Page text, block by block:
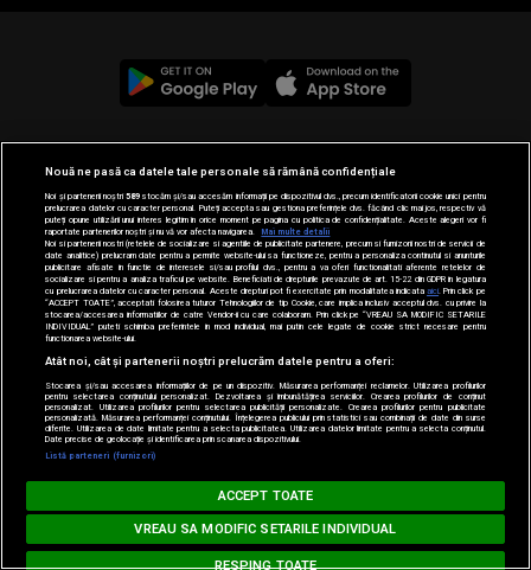
© 2019-2026 DOGAN MEDIA INTERNATIONAL SA, Toate
drepturile rezervate.
Loading...
MUSIC NON STOP
ZAYN feat. SIA - Dusk Till Dawn
Nouă ne pasă ca datele tale personale să rămână confidențiale
Noi și partenerii noștri589stocăm și/sau accesăm informații pe dispozitivul dvs., precum identificatorii cookie unici pentru
prelucrarea datelor cu caracter personal. Puteți accepta sau gestiona preferințele dvs. făcând clic mai jos, respectiv vă
puteți opune utilizării unui interes legitim în orice moment pe pagina cu politica de confidențialitate. Aceste alegeri vor fi
raportate partenerilor noștri și nu vă vor afecta navigarea.
Mai multe detalii
Noi si partenerii nostri (retelele de socializare si agentiile de publicitate partenere, precum si furnizorii nostri de servicii de
date analitice) prelucram date pentru a permite website-ului sa functioneze, pentru a personaliza continutul si anunturile
publicitare afisate in functie de interesele si/sau profilul dvs., pentru a va oferi functionalitati aferente retelelor de
socializare si pentru a analiza traficul pe website. Beneficiati de drepturile prevazute de art. 15-22 din GDPR in legatura
cu prelucrarea datelor cu caracter personal. Aceste drepturi pot fi exercitate prin modalitatea indicataaici . Prin click pe
“ACCEPT TOATE”, acceptati folosirea tuturor Tehnologiilor de tip Cookie, care implica inclusiv acceptul dvs. cu privire la
stocarea/accesarea informatiilor de catre Vendor-ii cu care colaboram. Prin click pe “VREAU SA MODIFIC SETARILE
INDIVIDUAL” puteti schimba preferintele in mod individual, mai putin cele legate de cookie strict necesare pentru
functionarea website-ului.
Atât noi, cât și partenerii noștri prelucrăm datele pentru a oferi:
Stocarea și/sau accesarea informațiilor de pe un dispozitiv. Măsurarea performanței reclamelor. Utilizarea profilurilor
pentru selectarea conținutului personalizat. Dezvoltarea și îmbunătățirea serviciilor. Crearea profilurilor de conținut
personalizat. Utilizarea profilurilor pentru selectarea publicității personalizate. Crearea profilurilor pentru publicitate
personalizată. Măsurarea performanței conținutului. Înțelegerea publicului prin statistici sau combinații de date din surse
diferite. Utilizarea de date limitate pentru a selecta publicitatea. Utilizarea datelor limitate pentru a selecta conținutul.
Date precise de geolocație și identificarea prin scanarea dispozitivului.
Listă parteneri (furnizori)
ACCEPT TOATE
RESPING TOATE
VREAU SA MODIFIC SETARILE INDIVIDUAL